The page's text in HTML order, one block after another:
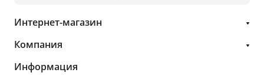
Интернет-магазин
Компания
Информация